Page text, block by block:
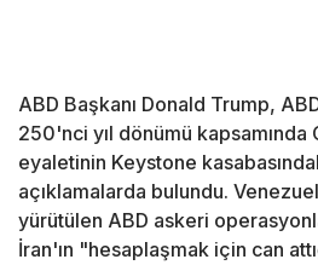
ABD Başkanı Donald Trump,
250'nci yıl dönümü kapsamında
eyaletinin Keystone
açıklamalarda bulundu.
yürütülen ABD askeri
İran'ın "hesaplaşmak için can